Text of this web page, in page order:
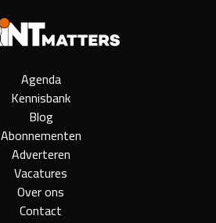
Agenda
Kennisbank
Blog
Abonnementen
Adverteren
Vacatures
Over ons
Contact